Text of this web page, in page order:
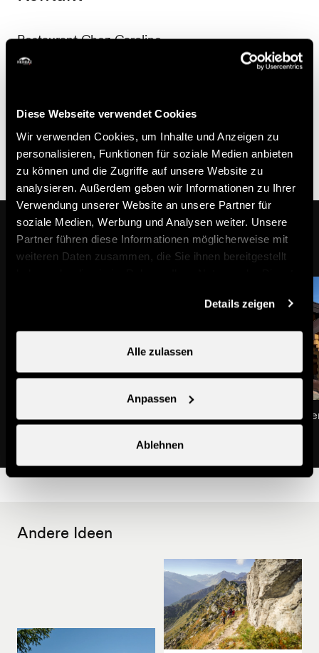
Diese Webseite verwendet Cookies
Wir verwenden Cookies, um Inhalte und Anzeigen zu
personalisieren, Funktionen für soziale Medien anbieten
zu können und die Zugriffe auf unsere Website zu
analysieren. Außerdem geben wir Informationen zu Ihrer
Verwendung unserer Website an unsere Partner für
soziale Medien, Werbung und Analysen weiter. Unsere
Partner führen diese Informationen möglicherweise mit
weiteren Daten zusammen, die Sie ihnen bereitgestellt
Details zeigen
Alle zulassen
Anpassen
Ablehnen
Restaurant Chez Caroline
Route de Siviez 55
+41 27 288 13 03
info@chezcaroline.ch
Das könnte Sie auch interessieren
Chalet Cygnet
Chalet La Rose des
Andere Ideen